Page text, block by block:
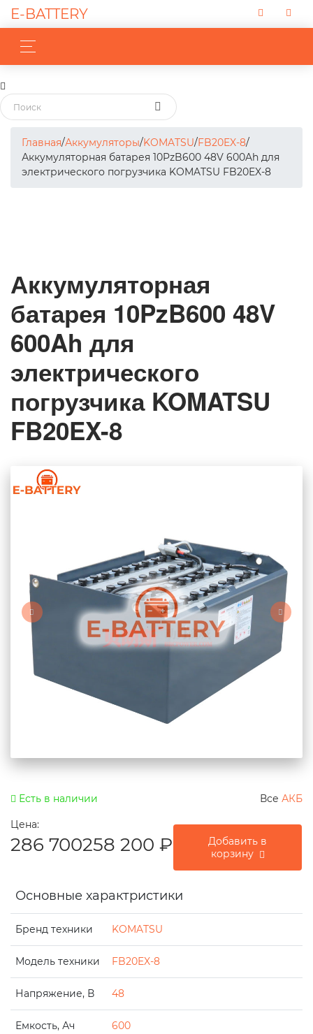
E-BATTERY
Главная/Аккумуляторы/KOMATSU/FB20EX-8/
Аккумуляторная батарея 10PzB600 48V 600Ah для
электрического погрузчика KOMATSU FB20EX-8
Аккумуляторная
батарея 10PzB600 48V
600Ah для
электрического
погрузчика KOMATSU
FB20EX-8
Есть в наличии Все АКБ
Цена:
286 700258 200 ₽
Добавить в
корзину
Основные характристики
Бренд техники KOMATSU
Модель техники FB20EX-8
Напряжение, В 48
Емкость, Ач 600